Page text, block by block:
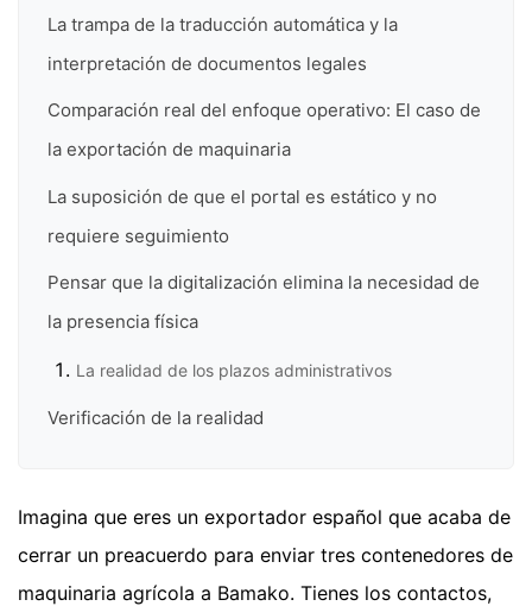
La trampa de la traducción automática y la
interpretación de documentos legales
Comparación real del enfoque operativo: El caso de
la exportación de maquinaria
La suposición de que el portal es estático y no
requiere seguimiento
Pensar que la digitalización elimina la necesidad de
la presencia física
La realidad de los plazos administrativos
Verificación de la realidad
Imagina que eres un exportador español que acaba de
cerrar un preacuerdo para enviar tres contenedores de
maquinaria agrícola a Bamako. Tienes los contactos,